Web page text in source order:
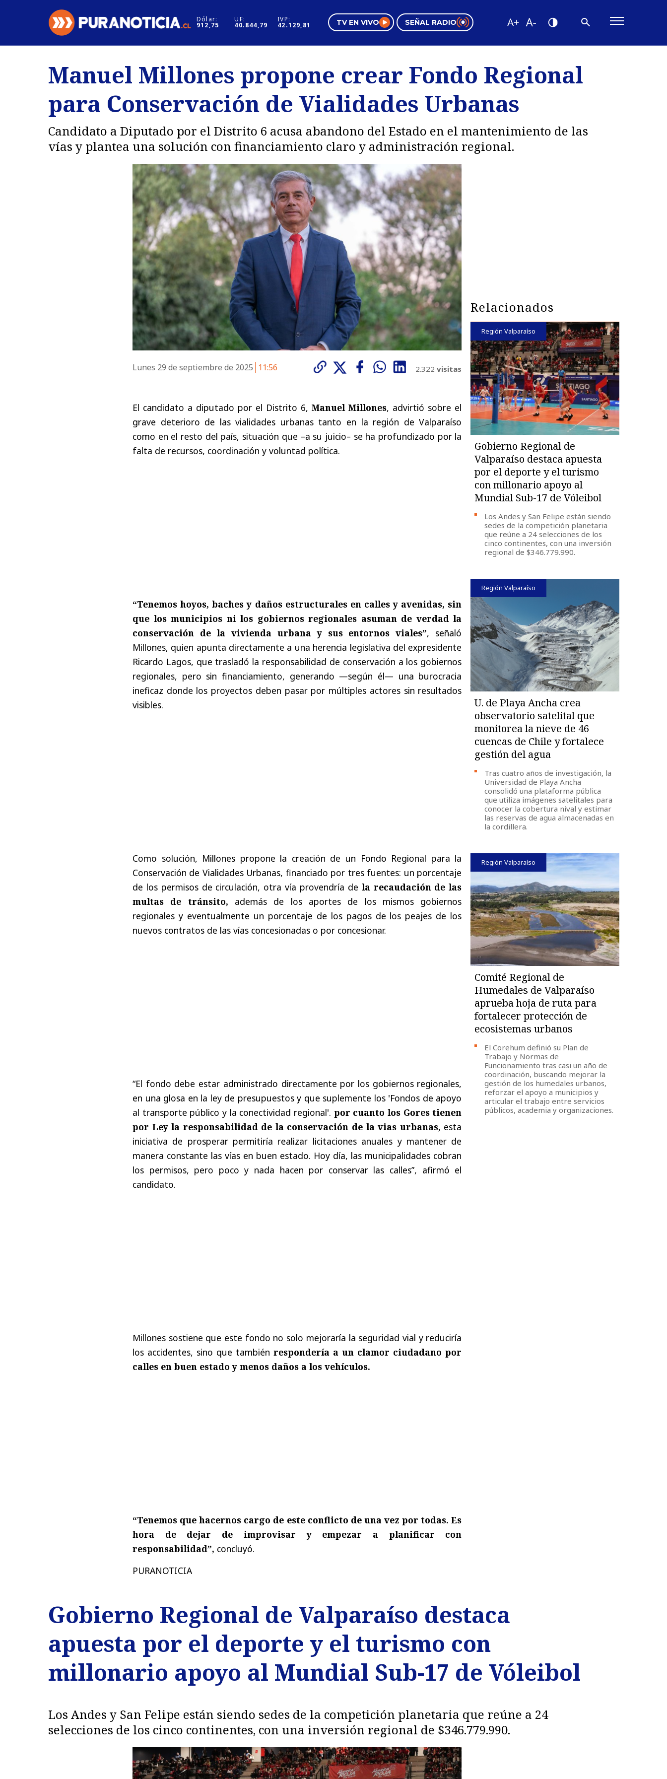
Dólar:
912,75
UF:
40.844,79
IVP:
42.129,81 TV EN VIVO SEÑAL RADIO
Regiones
Deportes
Internacional
Motores
Negocios
Pura Mujer
Tendencias
Videos
Manuel Millones propone crear Fondo Regional
para Conservación de Vialidades Urbanas
Candidato a Diputado por el Distrito 6 acusa abandono del Estado en el mantenimiento de las
vías y plantea una solución con financiamiento claro y administración regional.
Lunes 29 de septiembre de 2025 11:56 2.322 visitas
El candidato a diputado por el Distrito 6,Manuel Millones, advirtió sobre el
grave deterioro de las vialidades urbanas tanto en la región de Valparaíso
como en el resto del país, situación que –a su juicio– se ha profundizado por la
falta de recursos, coordinación y voluntad política.
“Tenemos hoyos, baches y daños estructurales en calles y avenidas, sin
que los municipios ni los gobiernos regionales asuman de verdad la
conservación de la vivienda urbana y sus entornos viales”, señaló
Millones, quien apunta directamente a una herencia legislativa del expresidente
Ricardo Lagos, que trasladó la responsabilidad de conservación a los gobiernos
regionales, pero sin financiamiento, generando —según él— una burocracia
ineficaz donde los proyectos deben pasar por múltiples actores sin resultados
visibles.
Como solución, Millones propone la creación de un Fondo Regional para la
Conservación de Vialidades Urbanas, financiado por tres fuentes: un porcentaje
de los permisos de circulación, otra vía provendría de la recaudación de las
multas de tránsito, además de los aportes de los mismos gobiernos
regionales y eventualmente un porcentaje de los pagos de los peajes de los
nuevos contratos de las vías concesionadas o por concesionar.
“El fondo debe estar administrado directamente por los gobiernos regionales,
en una glosa en la ley de presupuestos y que suplemente los 'Fondos de apoyo
al transporte público y la conectividad regional'. por cuanto los Gores tienen
por Ley la responsabilidad de la conservación de la vias urbanas, esta
iniciativa de prosperar permitiría realizar licitaciones anuales y mantener de
manera constante las vías en buen estado. Hoy día, las municipalidades cobran
los permisos, pero poco y nada hacen por conservar las calles”, afirmó el
candidato.
Millones sostiene que este fondo no solo mejoraría la seguridad vial y reduciría
los accidentes, sino que también respondería a un clamor ciudadano por
calles en buen estado y menos daños a los vehículos.
“Tenemos que hacernos cargo de este conflicto de una vez por todas. Es
hora de dejar de improvisar y empezar a planificar con
responsabilidad”, concluyó.
PURANOTICIA
Relacionados
Región Valparaíso
Gobierno Regional de
Valparaíso destaca apuesta
por el deporte y el turismo
con millonario apoyo al
Mundial Sub-17 de Vóleibol
Los Andes y San Felipe están siendo
sedes de la competición planetaria
que reúne a 24 selecciones de los
cinco continentes, con una inversión
regional de $346.779.990.
Región Valparaíso
U. de Playa Ancha crea
observatorio satelital que
monitorea la nieve de 46
cuencas de Chile y fortalece
gestión del agua
Tras cuatro años de investigación, la
Universidad de Playa Ancha
consolidó una plataforma pública
que utiliza imágenes satelitales para
conocer la cobertura nival y estimar
las reservas de agua almacenadas en
la cordillera.
Región Valparaíso
Comité Regional de
Humedales de Valparaíso
aprueba hoja de ruta para
fortalecer protección de
ecosistemas urbanos
El Corehum definió su Plan de
Trabajo y Normas de
Funcionamiento tras casi un año de
coordinación, buscando mejorar la
gestión de los humedales urbanos,
reforzar el apoyo a municipios y
articular el trabajo entre servicios
públicos, academia y organizaciones.
Gobierno Regional de Valparaíso destaca
apuesta por el deporte y el turismo con
millonario apoyo al Mundial Sub-17 de Vóleibol
Los Andes y San Felipe están siendo sedes de la competición planetaria que reúne a 24
selecciones de los cinco continentes, con una inversión regional de $346.779.990.